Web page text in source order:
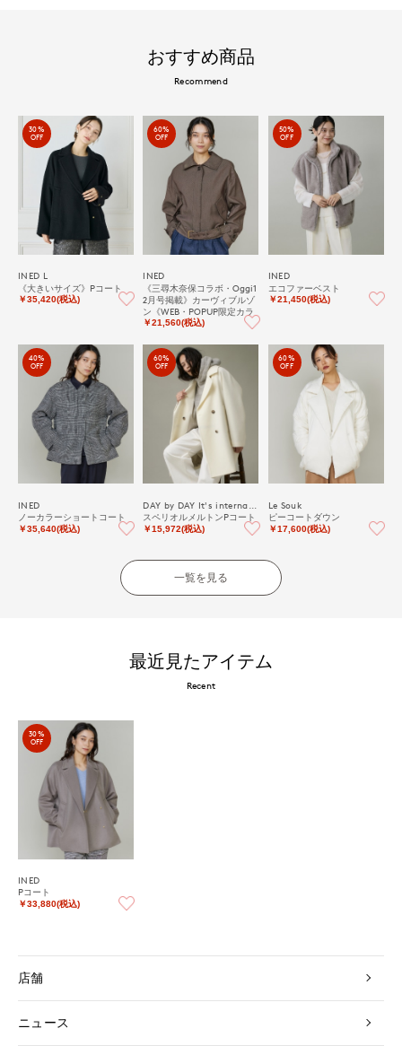
おすすめ商品
Recommend
30%
OFF
INED L
《大きいサイズ》Pコート
￥35,420(税込)
60%
OFF
INED
《三尋木奈保コラボ・Oggi1
2月号掲載》カーヴィブルゾ
ン《WEB・POPUP限定カラ
ー》
￥21,560(税込)
50%
OFF
INED
エコファーベスト
￥21,450(税込)
40%
OFF
INED
ノーカラーショートコート
￥35,640(税込)
60%
OFF
スペリオルメルトンPコート
￥15,972(税込)
60%
OFF
Le Souk
ピーコートダウン
￥17,600(税込)
一覧を見る
最近見たアイテム
Recent
30%
OFF
INED
Pコート
￥33,880(税込)
店舗
ニュース